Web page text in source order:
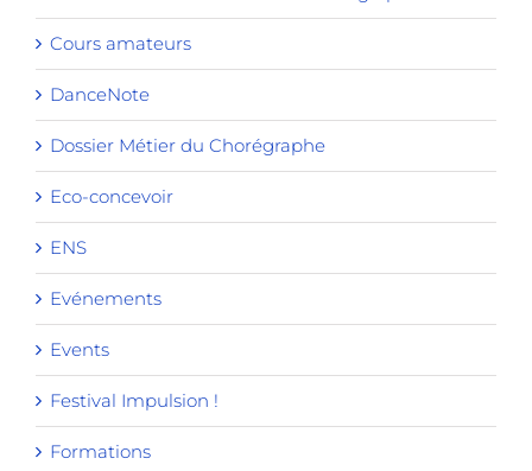
Cours amateurs
DanceNote
Dossier Métier du Chorégraphe
Eco-concevoir
ENS
Evénements
Events
Festival Impulsion !
Formations